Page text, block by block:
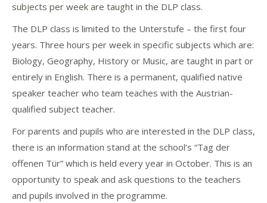
subjects per week are taught in the DLP class.
The DLP class is limited to the Unterstufe – the first four
years. Three hours per week in specific subjects which are:
Biology, Geography, History or Music, are taught in part or
entirely in English. There is a permanent, qualified native
speaker teacher who team teaches with the Austrian-
qualified subject teacher.
For parents and pupils who are interested in the DLP class,
there is an information stand at the school’s “Tag der
offenen Tür” which is held every year in October. This is an
opportunity to speak and ask questions to the teachers
and pupils involved in the programme.